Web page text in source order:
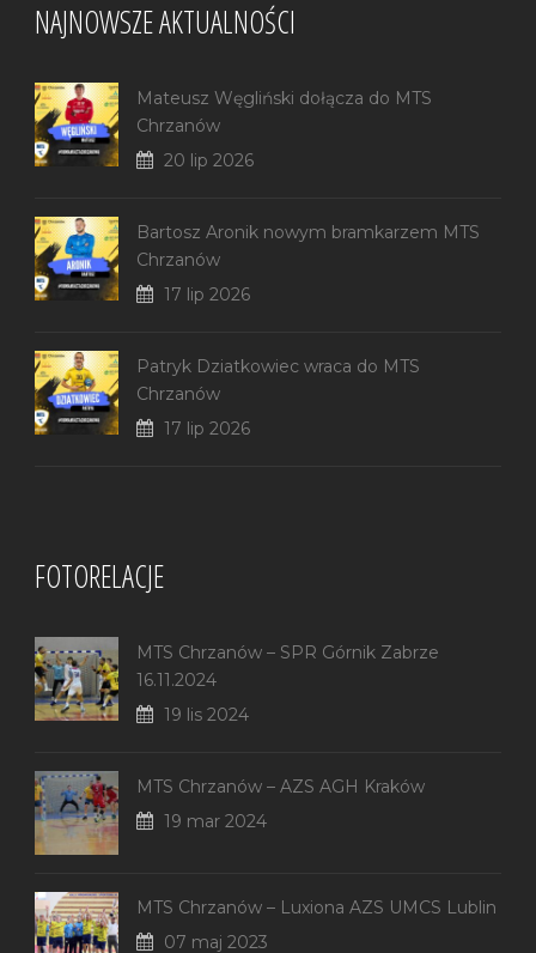
NAJNOWSZE AKTUALNOŚCI
Mateusz Węgliński dołącza do MTS
Chrzanów
20 lip 2026
Bartosz Aronik nowym bramkarzem MTS
Chrzanów
17 lip 2026
Patryk Dziatkowiec wraca do MTS
Chrzanów
17 lip 2026
FOTORELACJE
MTS Chrzanów – SPR Górnik Zabrze
16.11.2024
19 lis 2024
MTS Chrzanów – AZS AGH Kraków
19 mar 2024
MTS Chrzanów – Luxiona AZS UMCS Lublin
07 maj 2023